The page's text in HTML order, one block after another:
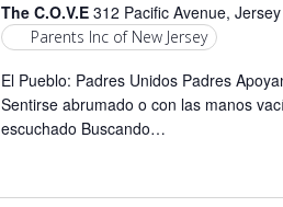
The C.O.V.E312 Pacific Avenue,
Parents Inc of New Jersey
El Pueblo: Padres Unidos Padres
Sentirse abrumado o con las manos
escuchado Buscando…